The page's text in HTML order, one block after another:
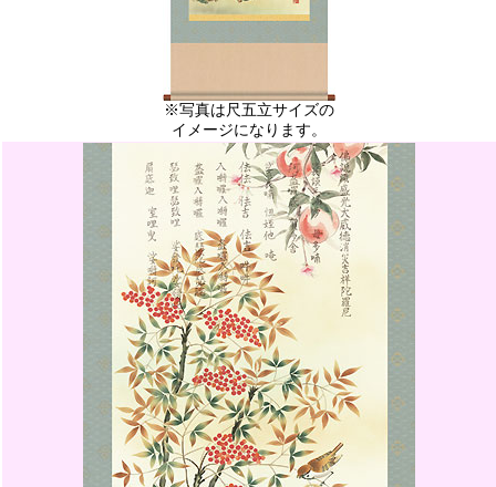
※写真は尺五立サイズの
イメージになります。